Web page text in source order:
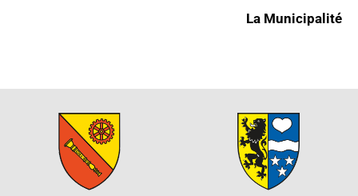
La Municipalité